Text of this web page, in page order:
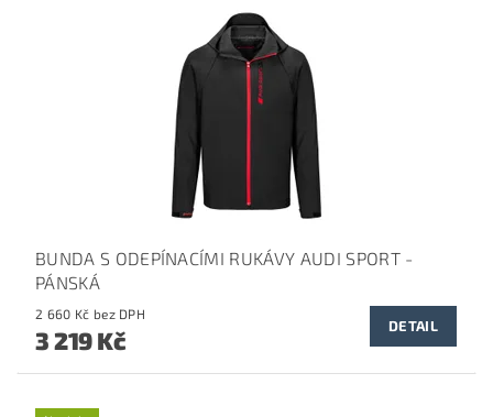
BUNDA S ODEPÍNACÍMI RUKÁVY AUDI SPORT -
PÁNSKÁ
2 660 Kč bez DPH
3 219 Kč DETAIL